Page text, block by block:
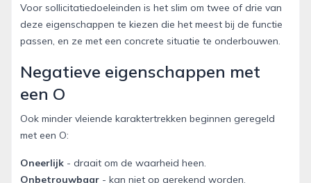
Voor sollicitatiedoeleinden is het slim om twee of drie van
deze eigenschappen te kiezen die het meest bij de functie
passen, en ze met een concrete situatie te onderbouwen.
Negatieve eigenschappen met
een O
Ook minder vleiende karaktertrekken beginnen geregeld
met een O:
Oneerlijk - draait om de waarheid heen.
Onbetrouwbaar - kan niet op gerekend worden.